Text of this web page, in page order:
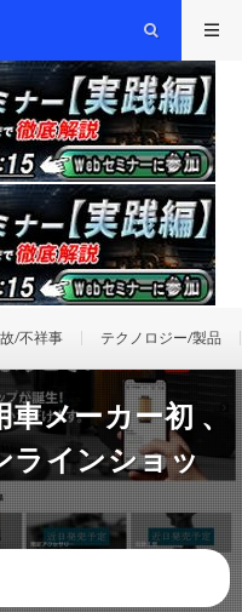
/不祥事 テクノロジー/製品
メーカー初 、
ラインショッ